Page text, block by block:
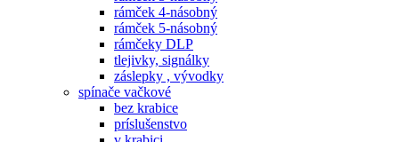
rámček 4-násobný
rámček 5-násobný
rámčeky DLP
tlejivky, signálky
záslepky , vývodky
spínače vačkové
bez krabice
príslušenstvo